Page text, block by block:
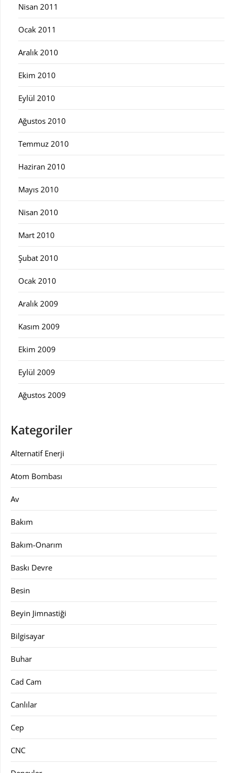
Nisan 2011
Ocak 2011
Aralık 2010
Ekim 2010
Eylül 2010
Ağustos 2010
Temmuz 2010
Haziran 2010
Mayıs 2010
Nisan 2010
Mart 2010
Şubat 2010
Ocak 2010
Aralık 2009
Kasım 2009
Ekim 2009
Eylül 2009
Ağustos 2009
Kategoriler
Alternatif Enerji
Atom Bombası
Av
Bakım
Bakım-Onarım
Baskı Devre
Besin
Beyin Jimnastiği
Bilgisayar
Buhar
Cad Cam
Canlılar
Cep
CNC